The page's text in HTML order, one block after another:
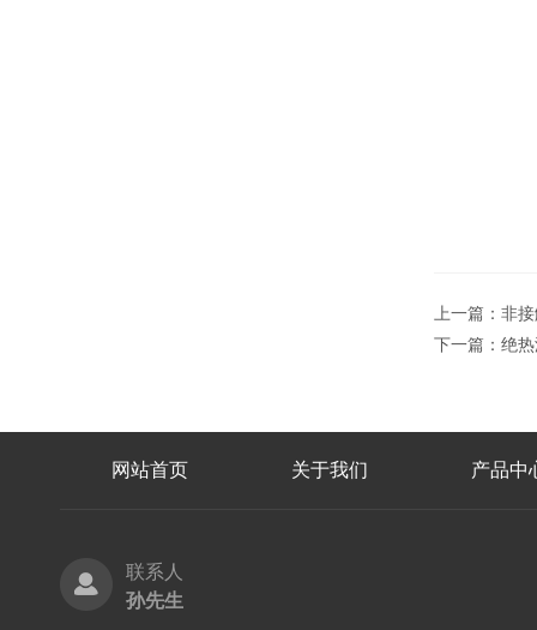
上一篇： 非
下一篇： 绝
网站首页 关于我们 产品中
联系人
孙先生